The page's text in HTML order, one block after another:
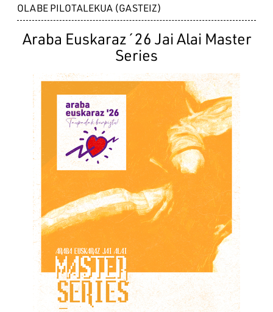
OLABE PILOTALEKUA (GASTEIZ)
Araba Euskaraz´26 Jai Alai Master
Series
Irudia